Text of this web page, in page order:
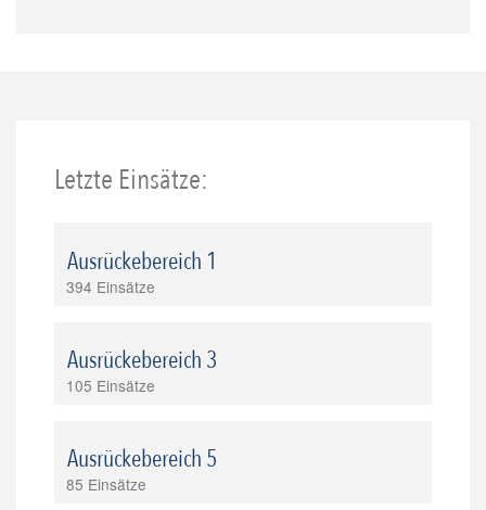
Letzte Einsätze:
Ausrückebereich 1
394 Einsätze
Ausrückebereich 3
105 Einsätze
Ausrückebereich 5
85 Einsätze